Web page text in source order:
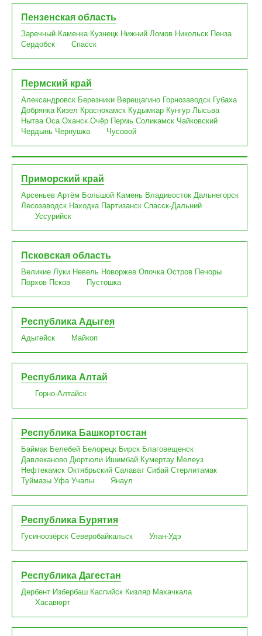
Пензенская область
Заречный Каменка Кузнецк Нижний Ломов Никольск Пенза
Сердобск
Спасск
Пермский край
Александровск Березники Верещагино Горнозаводск Губаха
Добрянка Кизел Краснокамск Кудымкар Кунгур Лысьва
Нытва Оса Оханск Очёр Пермь Соликамск Чайковский
Чердынь Чернушка Чусовой
Приморский край
Арсеньев Артём Большой Камень Владивосток Дальнегорск
Лесозаводск Находка Партизанск Спасск-Дальний
Уссурийск
Псковская область
Великие Луки Невель Новоржев Опочка Остров Печоры
Порхов Псков Пустошка
Республика Адыгея
Адыгейск Майкоп
Республика Алтай
Горно-Алтайск
Республика Башкортостан
Баймак Белебей Белорецк Бирск Благовещенск
Давлеканово Дюртюли Ишимбай Кумертау Мелеуз
Нефтекамск Октябрьский Салават Сибай Стерлитамак
Туймазы Уфа Учалы Янаул
Республика Бурятия
Гусиноозёрск Северобайкальск Улан-Удэ
Республика Дагестан
Дербент Избербаш Каспийск Кизляр Махачкала
Хасавюрт